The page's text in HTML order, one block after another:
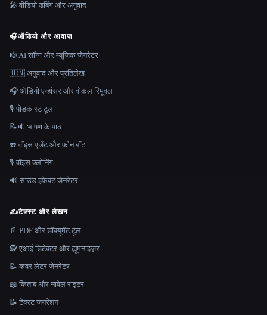
🎤 वीडियो डबिंग और अनुवाद
🎧ऑडियो और आवाज़
🎼 AI सॉन्ग और म्यूज़िक जेनरेटर
🇺🇳 अनुवाद और प्रतिलेख
🎧 ऑडियो एन्हांसर और वोकल रिमूवल
🎙️ पोडकास्ट टूल
📝🔉 भाषण के पाठ
☎️ वॉइस एजेंट और फ़ोन बॉट
🎙️ वॉइस क्लोनिंग
🔊 साउंड इफ़ेक्ट जेनरेटर
✍️टेक्स्ट और लेखन
📄 PDF और डॉक्यूमेंट टूल
🕵️ एआई डिटेक्टर और ह्यूमनाइज़र
📝 कवर लेटर जेनरेटर
📖 किताब और नावेल राइटर
📝 टेक्स्ट जनरेशन